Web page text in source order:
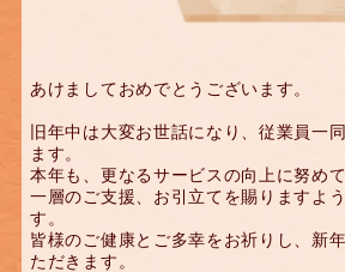
あけましておめでとうございます。
旧年中は大変お世話になり、従業員一
ます。
本年も、更なるサービスの向上に努め
一層のご支援、お引立てを賜りますよ
す。
皆様のご健康とご多幸をお祈りし、新
ただきます。